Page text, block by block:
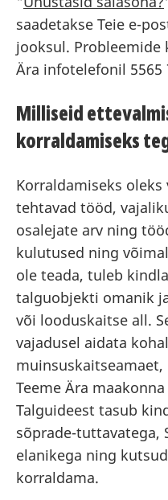
saadetakse Teie e-
jooksul. Probleemide
Ära infotelefonil 5565
Milliseid
korraldamiseks
Korraldamiseks
tehtavad tööd,
osalejate arv ning
kulutused ning
ole teada, tuleb
talguobjekti omanik
või looduskaitse all.
vajadusel aidata
Teeme Ära
Talguideest tasub
sõprade-tuttavatega,
elanikega ning
korraldama.